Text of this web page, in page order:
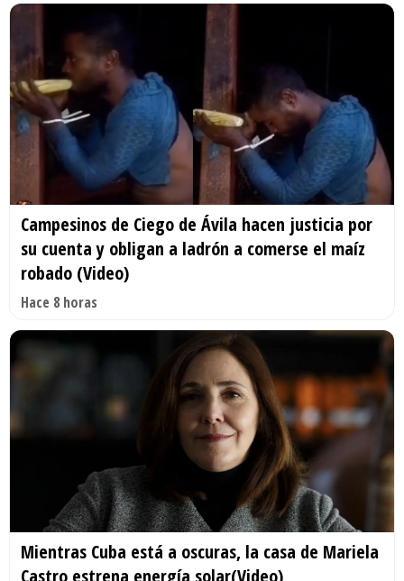
Campesinos de Ciego de Ávila hacen justicia por
su cuenta y obligan a ladrón a comerse el maíz
robado (Video)
Hace 8 horas
Mientras Cuba está a oscuras, la casa de Mariela
Castro estrena energía solar(Video)